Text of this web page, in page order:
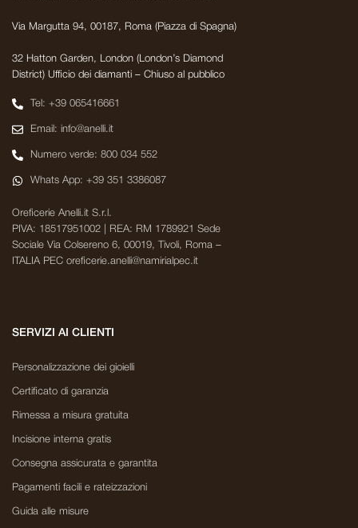
Via Margutta 94, 00187, Roma (Piazza di Spagna)
32 Hatton Garden, London (London’s Diamond
District) Ufficio dei diamanti – Chiuso al pubblico
Tel: +39 065416661
Email: info@anelli.it
Numero verde: 800 034 552
Whats App: +39 351 3386087
Oreficerie Anelli.it S.r.l.
PIVA: 18517951002 | REA: RM 1789921 Sede
Sociale Via Colsereno 6, 00019, Tivoli, Roma –
ITALIA PEC oreficerie.anelli@namirialpec.it
SERVIZI AI CLIENTI
Personalizzazione dei gioielli
Certificato di garanzia
Rimessa a misura gratuita
Incisione interna gratis
Consegna assicurata e garantita
Pagamenti facili e rateizzazioni
Guida alle misure